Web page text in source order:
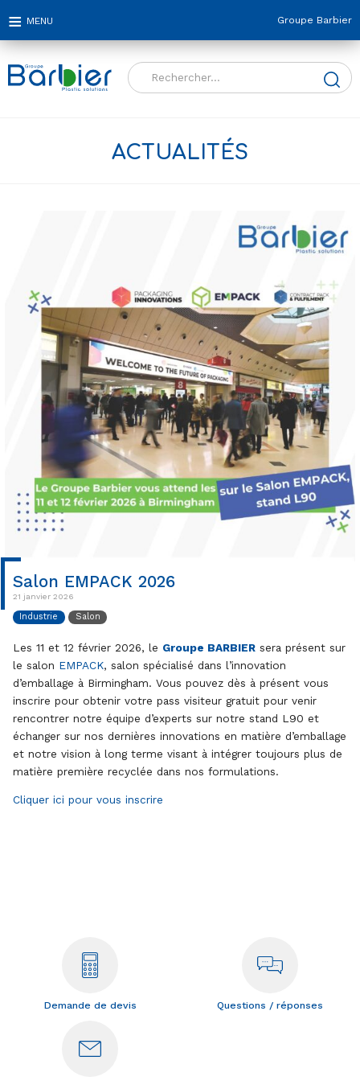
Groupe Barbier
Rechercher :
ACTUALITÉS
Salon EMPACK 2026
21 janvier 2026
Industrie Salon
Les 11 et 12 février 2026, le Groupe BARBIER sera présent sur
le salon EMPACK, salon spécialisé dans l’innovation
d’emballage à Birmingham. Vous pouvez dès à présent vous
inscrire pour obtenir votre pass visiteur gratuit pour venir
rencontrer notre équipe d’experts sur notre stand L90 et
échanger sur nos dernières innovations en matière d’emballage
et notre vision à long terme visant à intégrer toujours plus de
matière première recyclée dans nos formulations.
Cliquer ici pour vous inscrire
Demande de devis Questions / réponses